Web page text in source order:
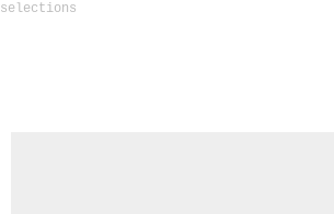
selections